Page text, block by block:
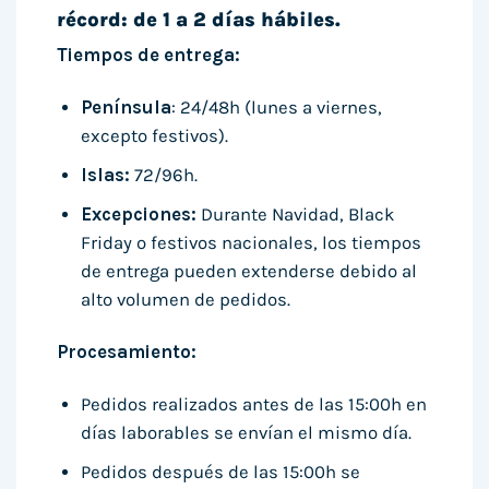
récord: de 1 a 2 días hábiles.
Tiempos de entrega:
Península: 24/48h (lunes a viernes,
excepto festivos).
Islas: 72/96h.
Excepciones: Durante Navidad, Black
Friday o festivos nacionales, los tiempos
de entrega pueden extenderse debido al
alto volumen de pedidos.
Procesamiento:
Pedidos realizados antes de las 15:00h en
días laborables se envían el mismo día.
Pedidos después de las 15:00h se